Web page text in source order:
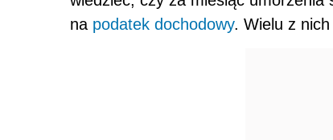
na podatek dochodowy. Wielu z